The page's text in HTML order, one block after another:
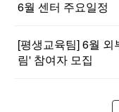
6월 센터 주요일정
[평생교육팀] 6월
림' 참여자 모집